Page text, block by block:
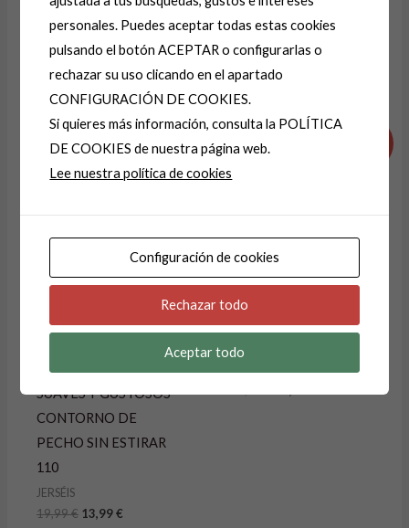
A
e
n
a
Productos relacionados
¡Oferta!
CONTORNO MUY
SUAVES Y GUSTOSOS
CONTORNO DE
PECHO SIN ESTIRAR
110
JERSÉIS
19,99€
El
precio
original
era:
13,99€
El
precio
actual
es:
AGOTADO
CONTORNO 115
JERSÉIS
El
El
personales. Puedes aceptar todas estas cookies
pulsando el botón ACEPTAR o configurarlas o
rechazar su uso clicando en el apartado
CONFIGURACIÓN DE COOKIES.
Si quieres más información, consulta la POLÍTICA
DE COOKIES de nuestra página web.
Lee nuestra política de cookies
Configuración de cookies
Rechazar todo
Aceptar todo